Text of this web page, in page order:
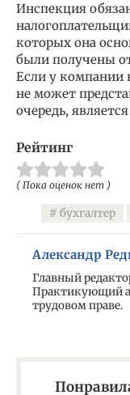
Инспекция
которых она
были получены
Если у компании
не может
очередь,
Рейтинг
( Пока оценок нет )
бухгалтер
Александр
Главный
Практикующий
трудовом праве.